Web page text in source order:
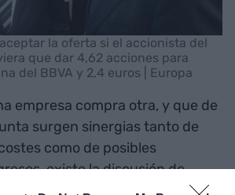
la oferta si el accionista del
que dar 4,62 acciones para
del BBVA y 2,4 euros | Europa
empresa compra otra, y que de
surgen sinergias tanto de
como de posibles
existe la discusión de
entre comprador y